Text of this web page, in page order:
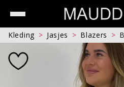
Kleding Jasjes Blazers